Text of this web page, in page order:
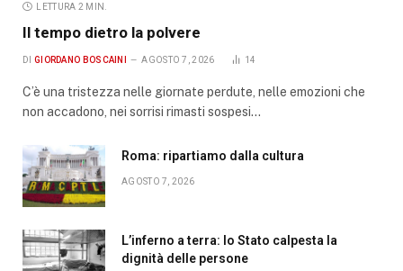
LETTURA 2 MIN.
Il tempo dietro la polvere
DI GIORDANO BOSCAINI AGOSTO 7, 2026 14
C’è una tristezza nelle giornate perdute, nelle emozioni che
non accadono, nei sorrisi rimasti sospesi…
Roma: ripartiamo dalla cultura
AGOSTO 7, 2026
L’inferno a terra: lo Stato calpesta la
dignità delle persone